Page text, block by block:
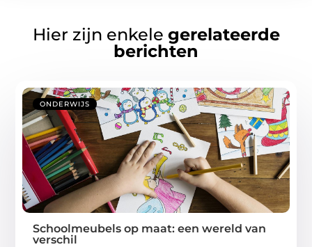
Hier zijn enkele gerelateerde
berichten
ONDERWIJS
Schoolmeubels op maat: een wereld van
verschil